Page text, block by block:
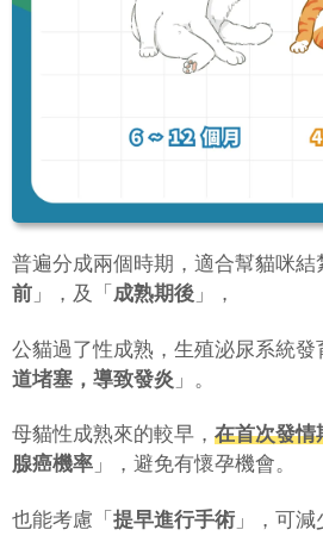
普遍分成兩個時期，適合幫貓咪結
前 」，及「 成熟期後 」，
公貓過了性成熟，生殖泌尿系統發
道堵塞，導致發炎 」。
母貓性成熟來的較早， 在首次發情
腺癌機率 」，避免有懷孕機會。
也能考慮「 提早進行手術 」，可